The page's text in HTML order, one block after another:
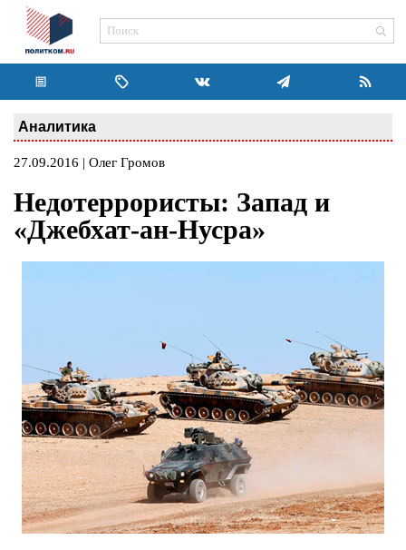
Аналитика
27.09.2016 | Олег Громов
Недотеррористы: Запад и
«Джебхат-ан-Нусра»